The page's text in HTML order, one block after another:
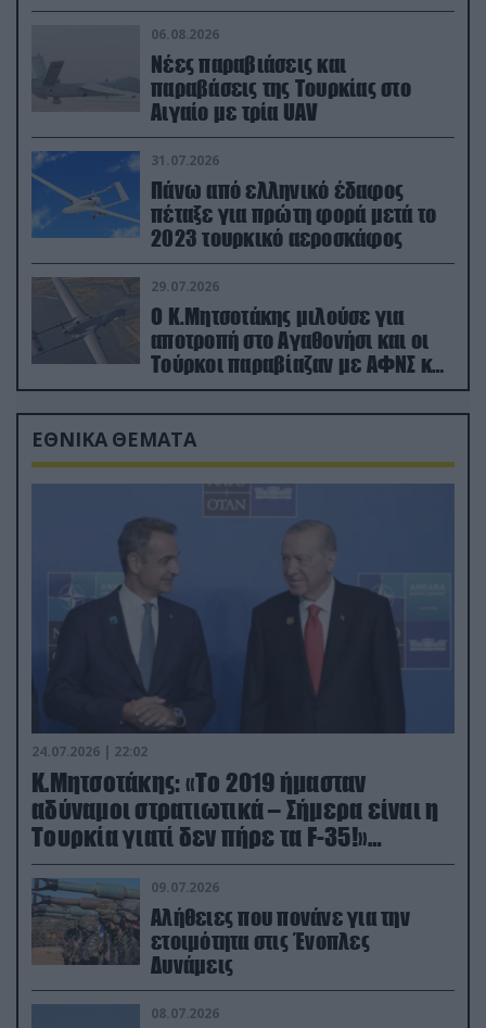
06.08.2026
Νέες παραβιάσεις και
παραβάσεις της Τουρκίας στο
Αιγαίο με τρία UAV
31.07.2026
Πάνω από ελληνικό έδαφος
πέταξε για πρώτη φορά μετά το
2023 τουρκικό αεροσκάφος
29.07.2026
Ο Κ.Μητσοτάκης μιλούσε για
αποτροπή στο Αγαθονήσι και οι
Τούρκοι παραβίαζαν με ΑΦΝΣ και
drone
ΕΘΝΙΚΑ ΘΕΜΑΤΑ
24.07.2026 | 22:02
Κ.Μητσοτάκης: «Το 2019 ήμασταν
αδύναμοι στρατιωτικά – Σήμερα είναι η
Τουρκία γιατί δεν πήρε τα F-35!»
(βίντεο)
09.07.2026
Αλήθειες που πονάνε για την
ετοιμότητα στις Ένοπλες
Δυνάμεις
08.07.2026